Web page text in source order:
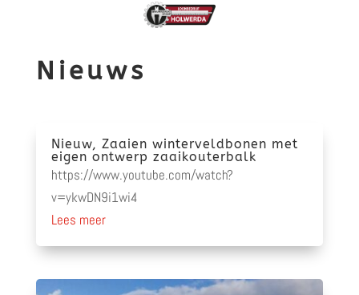
Nieuws
Nieuw, Zaaien winterveldbonen met
eigen ontwerp zaaikouterbalk
https://www.youtube.com/watch?
v=ykwDN9i1wi4
Lees meer